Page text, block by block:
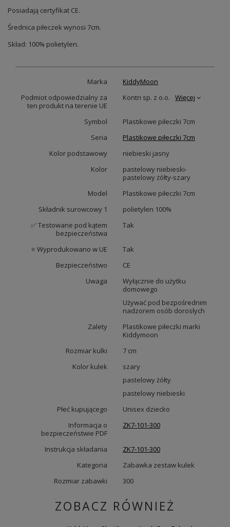
Posiadają certyfikat CE.
Średnica piłeczek wynosi 7cm.
Skład: 100% polietylen.
Marka
KiddyMoon
Podmiot odpowiedzialny za
ten produkt na terenie UE
Kontri sp. z o.o. Więcej
Symbol
Plastikowe piłeczki 7cm
Seria
Plastikowe piłeczki 7cm
Kolor podstawowy
niebieski jasny
Kolor
pastelowy niebieski-
pastelowy żółty-szary
Model
Plastikowe piłeczki 7cm
Składnik surowcowy 1
polietylen 100%
✅ Testowane pod kątem
bezpieczeństwa
Tak
⭐ Wyprodukowano w UE
Tak
Bezpieczeństwo
CE
Uwaga
Wyłącznie do użytku
domowego
Używać pod bezpośrednim
nadzorem osób dorosłych
Zalety
Plastikowe piłeczki marki
Kiddymoon
Rozmiar kulki
7 cm
Kolor kulek
szary
pastelowy żółty
pastelowy niebieski
Płeć kupującego
Unisex dziecko
Informacja o
bezpieczeństwie PDF
ZK7-101-300
Instrukcja składania
ZK7-101-300
Kategoria
Zabawka zestaw kulek
Rozmiar zabawki
300
ZOBACZ RÓWNIEŻ